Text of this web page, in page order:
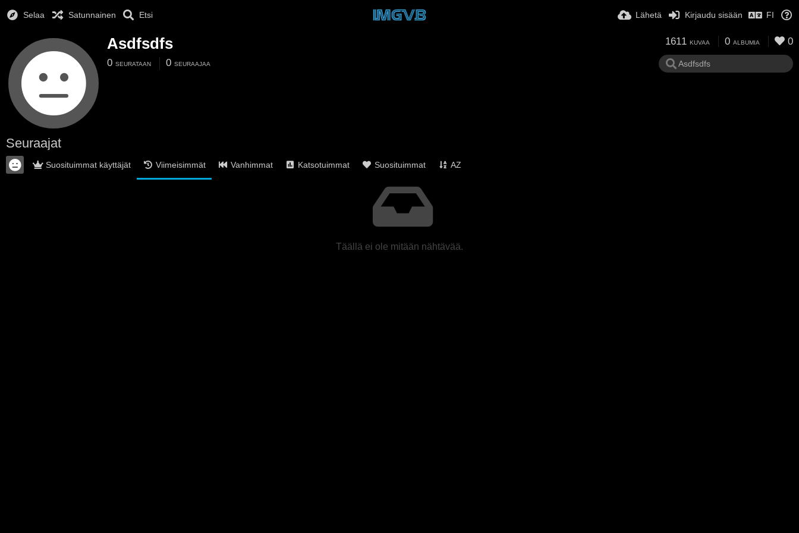
Selaa Satunnainen Etsi Lähetä Kirjaudu sisään FI
Asdfsdfs
0 SEURATAAN 0 SEURAAJAA
1611 KUVAA 0 ALBUMIA 0
Seuraajat
Suosituimmat käyttäjät Viimeisimmät Vanhimmat Katsotuimmat Suosituimmat AZ
Täällä ei ole mitään nähtävää.